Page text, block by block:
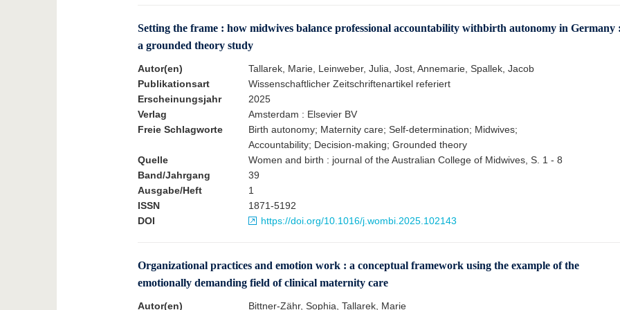
Setting the frame : how midwives balance professional accountability withbirth autonomy in Germany
a grounded theory study
Autor(en)
Tallarek, Marie, Leinweber, Julia, Jost, Annemarie, Spallek, Jacob
Publikationsart
Wissenschaftlicher Zeitschriftenartikel referiert
Erscheinungsjahr
2025
Verlag
Amsterdam : Elsevier BV
Freie Schlagworte
Birth autonomy; Maternity care; Self-determination; Midwives;
Accountability; Decision-making; Grounded theory
Quelle
Women and birth : journal of the Australian College of Midwives, S. 1 - 8
Band/Jahrgang
39
Ausgabe/Heft
1
ISSN
1871-5192
DOI
https://doi.org/10.1016/j.wombi.2025.102143
Organizational practices and emotion work : a conceptual framework using the example of the
emotionally demanding field of clinical maternity care
Autor(en) Bittner-Zähr, Sophia, Tallarek, Marie